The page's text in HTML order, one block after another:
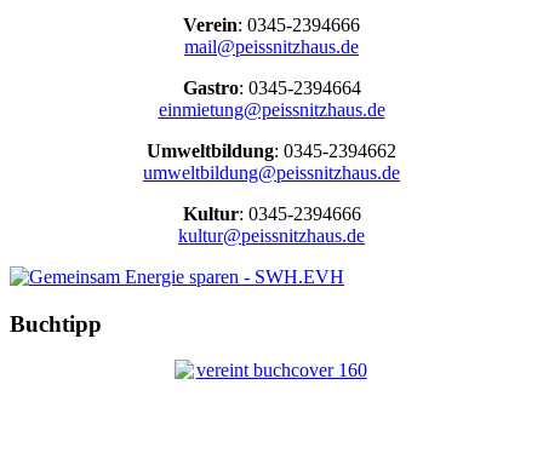
Verein: 0345-2394666
mail@peissnitzhaus.de
Gastro: 0345-2394664
einmietung@peissnitzhaus.de
Umweltbildung: 0345-2394662
umweltbildung@peissnitzhaus.de
Kultur: 0345-2394666
kultur@peissnitzhaus.de
Buchtipp